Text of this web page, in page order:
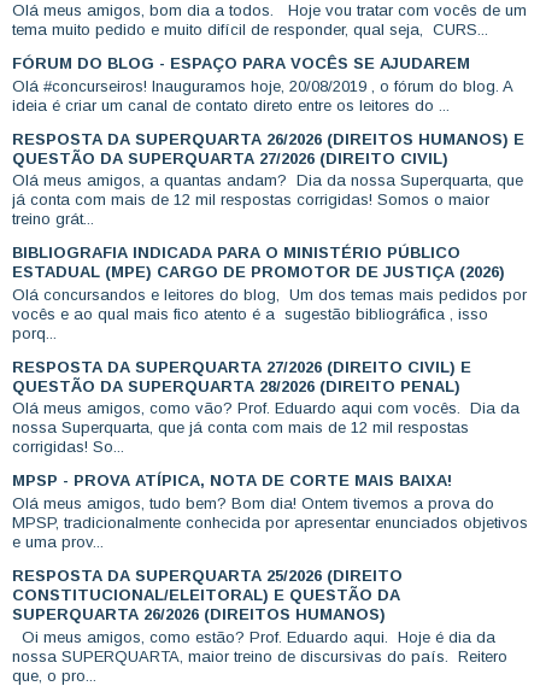
Olá meus amigos, bom dia a todos. Hoje vou tratar com vocês de um
tema muito pedido e muito difícil de responder, qual seja, CURS...
FÓRUM DO BLOG - ESPAÇO PARA VOCÊS SE AJUDAREM
Olá #concurseiros! Inauguramos hoje, 20/08/2019 , o fórum do blog. A
ideia é criar um canal de contato direto entre os leitores do ...
RESPOSTA DA SUPERQUARTA 26/2026 (DIREITOS HUMANOS) E
QUESTÃO DA SUPERQUARTA 27/2026 (DIREITO CIVIL)
Olá meus amigos, a quantas andam? Dia da nossa Superquarta, que
já conta com mais de 12 mil respostas corrigidas! Somos o maior
treino grát...
BIBLIOGRAFIA INDICADA PARA O MINISTÉRIO PÚBLICO
ESTADUAL (MPE) CARGO DE PROMOTOR DE JUSTIÇA (2026)
Olá concursandos e leitores do blog, Um dos temas mais pedidos por
vocês e ao qual mais fico atento é a sugestão bibliográfica , isso
porq...
RESPOSTA DA SUPERQUARTA 27/2026 (DIREITO CIVIL) E
QUESTÃO DA SUPERQUARTA 28/2026 (DIREITO PENAL)
Olá meus amigos, como vão? Prof. Eduardo aqui com vocês. Dia da
nossa Superquarta, que já conta com mais de 12 mil respostas
corrigidas! So...
MPSP - PROVA ATÍPICA, NOTA DE CORTE MAIS BAIXA!
Olá meus amigos, tudo bem? Bom dia! Ontem tivemos a prova do
MPSP, tradicionalmente conhecida por apresentar enunciados objetivos
e uma prov...
RESPOSTA DA SUPERQUARTA 25/2026 (DIREITO
CONSTITUCIONAL/ELEITORAL) E QUESTÃO DA
SUPERQUARTA 26/2026 (DIREITOS HUMANOS)
Oi meus amigos, como estão? Prof. Eduardo aqui. Hoje é dia da
nossa SUPERQUARTA, maior treino de discursivas do país. Reitero
que, o pro...